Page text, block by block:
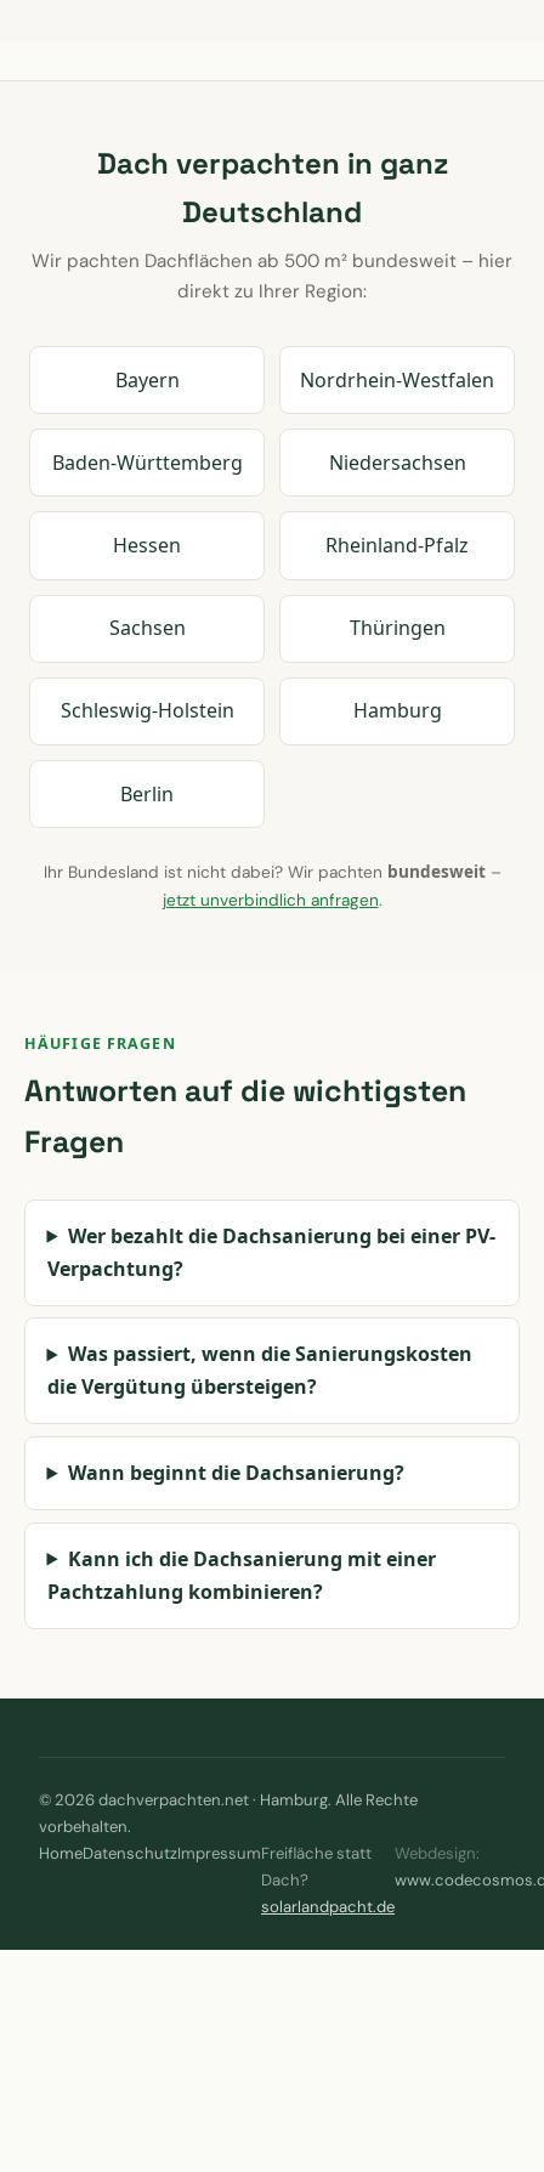
Dach verpachten in ganz
Deutschland
Wir pachten Dachflächen ab 500 m² bundesweit – hier
direkt zu Ihrer Region:
Bayern Nordrhein-Westfalen
Baden-Württemberg Niedersachsen
Hessen Rheinland-Pfalz
Sachsen Thüringen
Schleswig-Holstein Hamburg
Berlin
Ihr Bundesland ist nicht dabei? Wir pachten bundesweit–
jetzt unverbindlich anfragen.
HÄUFIGE FRAGEN
Antworten auf die wichtigsten
Fragen
Wer bezahlt die Dachsanierung bei einer PV-
Verpachtung?
Was passiert, wenn die Sanierungskosten
die Vergütung übersteigen?
Wann beginnt die Dachsanierung?
Kann ich die Dachsanierung mit einer
Pachtzahlung kombinieren?
© 2026 dachverpachten.net · Hamburg. Alle Rechte
vorbehalten.
HomeDatenschutzImpressumFreifläche statt
Dach?
solarlandpacht.de
Webdesign: